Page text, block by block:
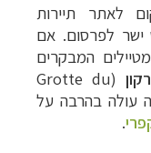
לאתר תיירות
ישר לפרסום. אם
המבקרים
(
Grotte du
עולה בהרבה על
.